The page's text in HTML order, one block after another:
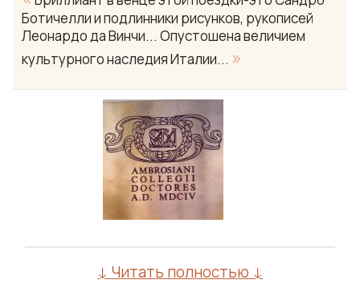
Yo
Ботичелли и подлинники рисунков, рукописей
Леонардо да Винчи... Опустошена величием
культурного наследия Италии... »
↓ Читать полностью ↓